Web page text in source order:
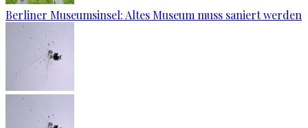
Berliner Museumsinsel: Altes Museum muss saniert werden